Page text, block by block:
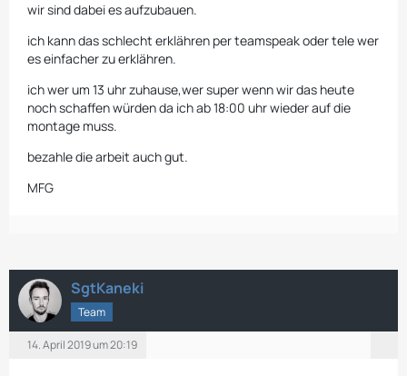
wir sind dabei es aufzubauen.
ich kann das schlecht erklähren per teamspeak oder tele wer
es einfacher zu erklähren.
ich wer um 13 uhr zuhause,wer super wenn wir das heute
noch schaffen würden da ich ab 18:00 uhr wieder auf die
montage muss.
bezahle die arbeit auch gut.
MFG
SgtKaneki
Team
14. April 2019 um 20:19